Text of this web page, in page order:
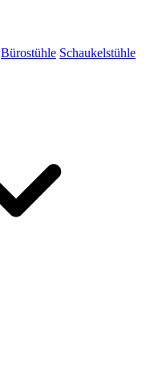
Bürostühle Schaukelstühle